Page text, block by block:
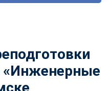
«Инженерные